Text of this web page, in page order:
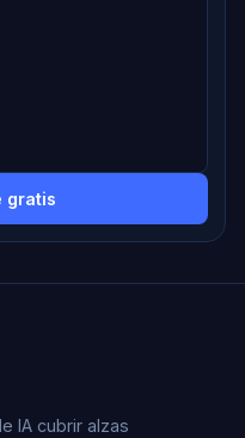
gratis
IA cubrir alzas